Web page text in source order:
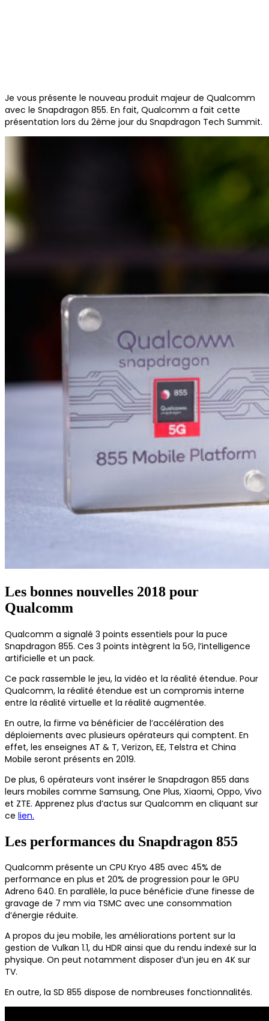
Je vous présente le nouveau produit majeur de Qualcomm
avec le Snapdragon 855. En fait, Qualcomm a fait cette
présentation lors du 2ème jour du Snapdragon Tech Summit.
Les bonnes nouvelles 2018 pour
Qualcomm
Qualcomm a signalé 3 points essentiels pour la puce
Snapdragon 855. Ces 3 points intègrent la 5G, l’intelligence
artificielle et un pack.
Ce pack rassemble le jeu, la vidéo et la réalité étendue. Pour
Qualcomm, la réalité étendue est un compromis interne
entre la réalité virtuelle et la réalité augmentée.
En outre, la firme va bénéficier de l’accélération des
déploiements avec plusieurs opérateurs qui comptent. En
effet, les enseignes AT & T, Verizon, EE, Telstra et China
Mobile seront présents en 2019.
De plus, 6 opérateurs vont insérer le Snapdragon 855 dans
leurs mobiles comme Samsung, One Plus, Xiaomi, Oppo, Vivo
et ZTE. Apprenez plus d’actus sur Qualcomm en cliquant sur
ce lien.
Les performances du Snapdragon 855
Qualcomm présente un CPU Kryo 485 avec 45% de
performance en plus et 20% de progression pour le GPU
Adreno 640. En parallèle, la puce bénéficie d’une finesse de
gravage de 7 mm via TSMC avec une consommation
d’énergie réduite.
A propos du jeu mobile, les améliorations portent sur la
gestion de Vulkan 1.1, du HDR ainsi que du rendu indexé sur la
physique. On peut notamment disposer d’un jeu en 4K sur
TV.
En outre, la SD 855 dispose de nombreuses fonctionnalités.